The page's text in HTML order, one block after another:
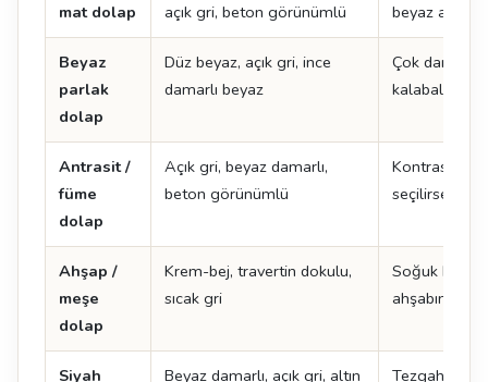
mat dolap
açık gri, beton görünümlü
beyaz adada
Beyaz
parlak
dolap
Düz beyaz, açık gri, ince
damarlı beyaz
Çok damarlı
kalabalık
Antrasit /
füme
dolap
Açık gri, beyaz damarlı,
beton görünümlü
Kontrast
seçilirse
Ahşap /
meşe
dolap
Krem-bej, travertin dokulu,
sıcak gri
Soğuk
ahşabın
Siyah
Beyaz damarlı, açık gri, altın
Tezgah açık